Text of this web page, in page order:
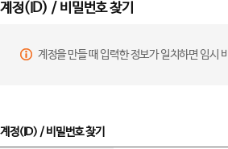
계정(ID) / 비밀번호 찾기
계정을 만들 때 입력한 정보가 일치하면 임시
계정(ID) / 비밀번호 찾기